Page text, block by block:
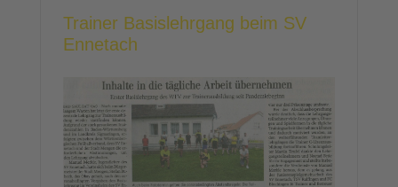
Trainer Basislehrgang beim SV
Ennetach